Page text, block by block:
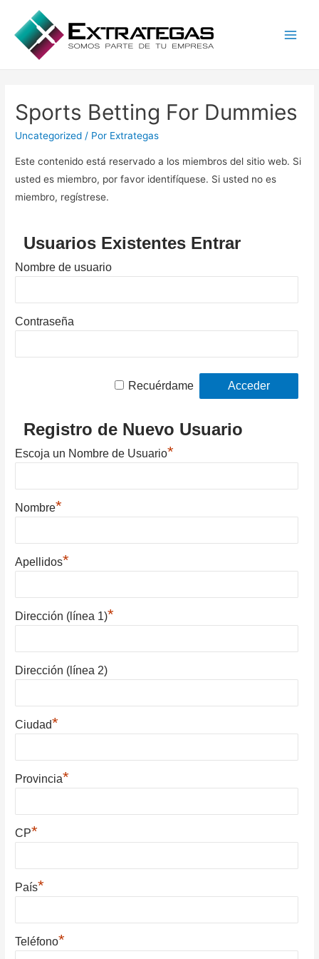
Sports Betting For Dummies
Uncategorized / Por Extrategas
Este contenido está reservado a los miembros del sitio web. Si
usted es miembro, por favor identifíquese. Si usted no es
miembro, regístrese.
Usuarios Existentes Entrar
Nombre de usuario
Contraseña
Recuérdame
Registro de Nuevo Usuario
Escoja un Nombre de Usuario*
Nombre*
Apellidos*
Dirección (línea 1)*
Dirección (línea 2)
Ciudad*
Provincia*
CP*
País*
Teléfono*